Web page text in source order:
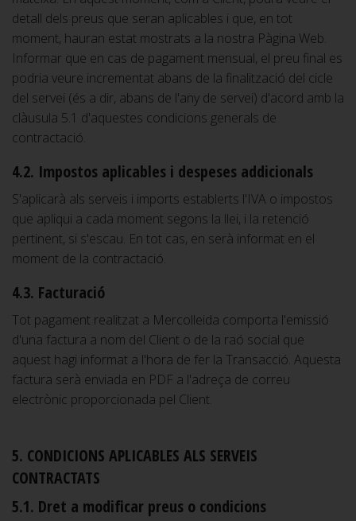
detall dels preus que seran aplicables i que, en tot
moment, hauran estat mostrats a la nostra Pàgina Web.
Informar que en cas de pagament mensual, el preu final es
podria veure incrementat abans de la finalització del cicle
del servei (és a dir, abans de l'any de servei) d'acord amb la
clàusula 5.1 d'aquestes condicions generals de
contractació.
4.2. Impostos aplicables i despeses addicionals
S'aplicarà als serveis i imports establerts l'IVA o impostos
que apliqui a cada moment segons la llei, i la retenció
pertinent, si s'escau. En tot cas, en serà informat en el
moment de la contractació.
4.3. Facturació
Tot pagament realitzat a Mercolleida comporta l'emissió
d'una factura a nom del Client o de la raó social que
aquest hagi informat a l'hora de fer la Transacció. Aquesta
factura serà enviada en PDF a l'adreça de correu
electrònic proporcionada pel Client.
5. CONDICIONS APLICABLES ALS SERVEIS
CONTRACTATS
5.1. Dret a modificar preus o condicions